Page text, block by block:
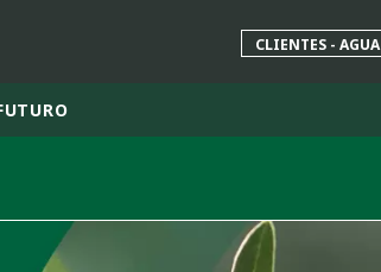
CLIENTES - AGUA